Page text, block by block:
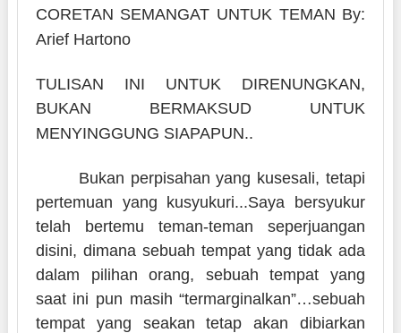
CORETAN SEMANGAT UNTUK TEMAN By:
Arief Hartono
TULISAN INI UNTUK DIRENUNGKAN,
BUKAN BERMAKSUD UNTUK
MENYINGGUNG SIAPAPUN..
Bukan perpisahan yang kusesali, tetapi
pertemuan yang kusyukuri...Saya bersyukur
telah bertemu teman-teman seperjuangan
disini, dimana sebuah tempat yang tidak ada
dalam pilihan orang, sebuah tempat yang
saat ini pun masih “termarginalkan”…sebuah
tempat yang seakan tetap akan dibiarkan